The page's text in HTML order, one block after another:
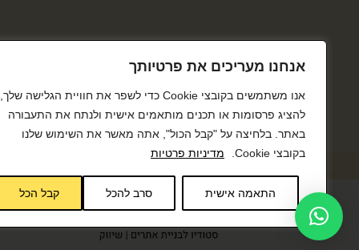
אנחנו מעריכים את פרטיותך
אנו משתמשים בקובצי Cookie כדי לשפר את חוויית הגלישה שלך,
להציג פרסומות או תכנים מותאמים אישית ולנתח את התעבורה
באתר. בלחיצה על "קבל הכול", אתה מאשר את השימוש שלנו
בקובצי Cookie.
מדיניות פרטיות
התאמה אישית סרב להכל קבל הכל